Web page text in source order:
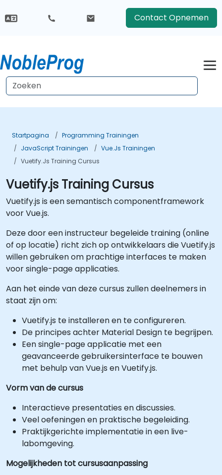
Contact Opnemen
Startpagina
Programming Trainingen
JavaScript Trainingen
Vue.js Trainingen
Vuetify.js Training Cursus
Vuetify.js Training Cursus
Vuetify.js is een semantisch componentframework
voor Vue.js.
Deze door een instructeur begeleide training (online
of op locatie) richt zich op ontwikkelaars die Vuetify.js
willen gebruiken om prachtige interfaces te maken
voor single-page applicaties.
Aan het einde van deze cursus zullen deelnemers in
staat zijn om:
Vuetify.js te installeren en te configureren.
De principes achter Material Design te begrijpen.
Een single-page applicatie met een
geavanceerde gebruikersinterface te bouwen
met behulp van Vue.js en Vuetify.js.
Vorm van de cursus
Interactieve presentaties en discussies.
Veel oefeningen en praktische begeleiding.
Praktijkgerichte implementatie in een live-
labomgeving.
Mogelijkheden tot cursusaanpassing